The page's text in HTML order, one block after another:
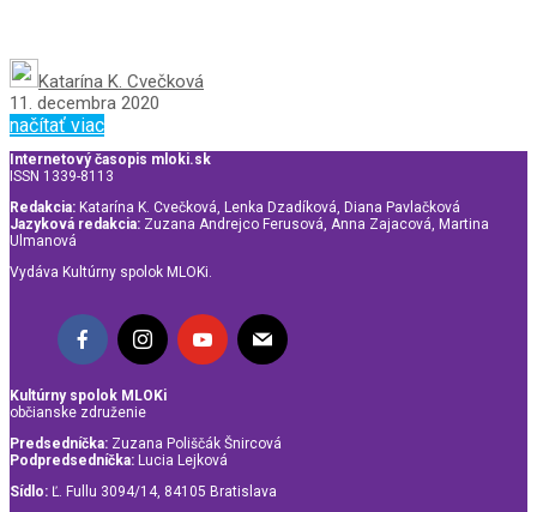
Katarína K. Cvečková
11. decembra 2020
načítať viac
Internetový časopis mloki.sk
ISSN 1339-8113
Redakcia: Katarína K. Cvečková, Lenka Dzadíková, Diana Pavlačková
Jazyková redakcia: Zuzana Andrejco Ferusová, Anna Zajacová, Martina
Ulmanová
Vydáva Kultúrny spolok MLOKi.
Kultúrny spolok MLOKi
občianske združenie
Predsedníčka: Zuzana Poliščák Šnircová
Podpredsedníčka: Lucia Lejková
Sídlo: Ľ. Fullu 3094/14, 84105 Bratislava